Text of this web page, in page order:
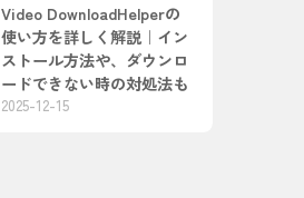
Video DownloadHelperの
使い方を詳しく解説｜イン
ストール方法や、ダウンロ
ードできない時の対処法も
2025-12-15